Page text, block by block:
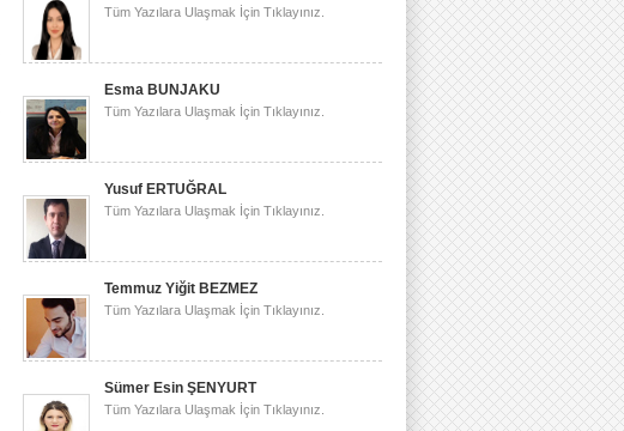
Tüm Yazılara Ulaşmak İçin Tıklayınız.
Esma BUNJAKU
Tüm Yazılara Ulaşmak İçin Tıklayınız.
Yusuf ERTUĞRAL
Tüm Yazılara Ulaşmak İçin Tıklayınız.
Temmuz Yiğit BEZMEZ
Tüm Yazılara Ulaşmak İçin Tıklayınız.
Sümer Esin ŞENYURT
Tüm Yazılara Ulaşmak İçin Tıklayınız.